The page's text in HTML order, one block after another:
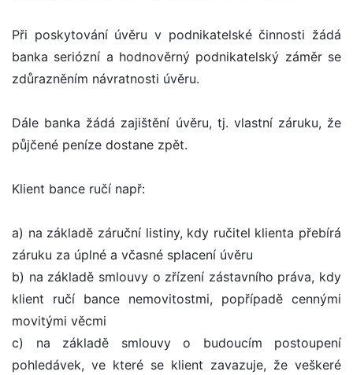
Při poskytování úvěru v podnikatelské činnosti žádá
banka seriózní a hodnověrný podnikatelský záměr se
zdůrazněním návratnosti úvěru.
Dále banka žádá zajištění úvěru, tj. vlastní záruku, že
půjčené peníze dostane zpět.
Klient bance ručí např:
a) na základě záruční listiny, kdy ručitel klienta přebírá
záruku za úplné a včasné splacení úvěru
b) na základě smlouvy o zřízení zástavního práva, kdy
klient ručí bance nemovitostmi, popřípadě cennými
movitými věcmi
c) na základě smlouvy o budoucím postoupení
pohledávek, ve které se klient zavazuje, že veškeré